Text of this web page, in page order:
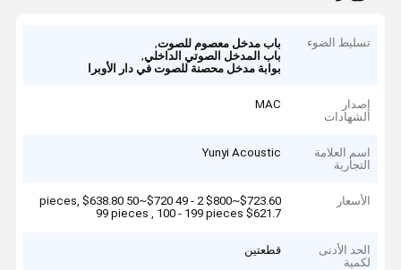
تسليط الضوء باب مدخل معصوم للصوت,
باب المدخل الصوتي الداخلي,
بوابة مدخل محصنة للصوت في دار الأوبرا
إصدار
الشهادات
MAC
اسم العلامة
التجارية
Yunyi Acoustic
الأسعار
$723.60~$800 2 - 49 pieces, $638.80 50~$720
99 pieces , 100 - 199 pieces $621.7
الحد الأدنى
لكمية
قطعتين